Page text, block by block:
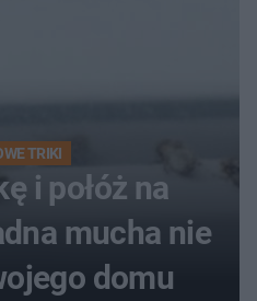
TRIKI
i połóż na
mucha nie
domu